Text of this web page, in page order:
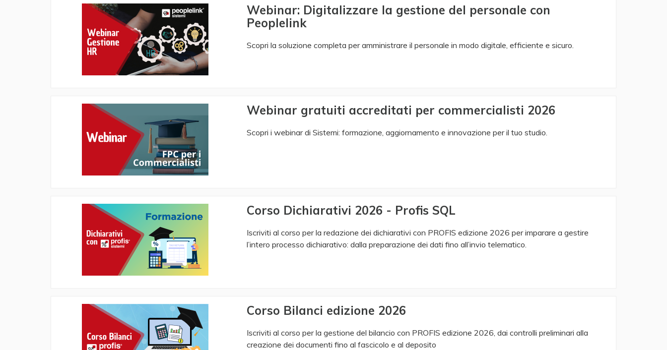
Webinar: Digitalizzare la gestione del personale con
Peoplelink
Scopri la soluzione completa per amministrare il personale in modo digitale, efficiente e sicuro.
Webinar gratuiti accreditati per commercialisti 2026
Scopri i webinar di Sistemi: formazione, aggiornamento e innovazione per il tuo studio.
Corso Dichiarativi 2026 - Profis SQL
Iscriviti al corso per la redazione dei dichiarativi con PROFIS edizione 2026 per imparare a gestire
l’intero processo dichiarativo: dalla preparazione dei dati fino all’invio telematico.
Corso Bilanci edizione 2026
Iscriviti al corso per la gestione del bilancio con PROFIS edizione 2026, dai controlli preliminari alla
creazione dei documenti fino al fascicolo e al deposito